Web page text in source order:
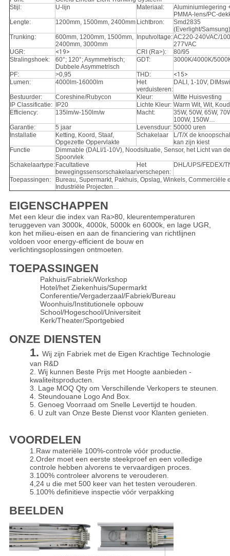
Stijl:
U-lijn Materiaal:
Aluminiumlegering
PMMA-lens/PC-
Lengte:
1200mm, 1500mm, 2400mm Lichtbron:
Smd2835
(Everlight/Samsung)
Trunking:
600mm, 1200mm, 1500mm,
2400mm, 3000mm
Inputvoltage:AC220-240VAC/
277VAC
UGR:
<19> CRI (Ra>):
80/95
Stralingshoek:
60°; 120°; Asymmetrisch;
Dubbele Asymmetrisch
GDT: 3000K/4000K/
PF: >0,95 THD:
<15>
Lumen:
4000lm-16000lm
Het
verduisteren:
DALI, 1-10V,
Bestuurder: Coreshine/Rubycon Kleur:
Witte Huisvesting
IP Classificatie:
IP20 Lichte Kleur: Warm Wit, Wit,
Efficiency:
135lm/w-150lm/w Macht:
35W, 50W, 65W,
100W, 150W…
Garantie:
5 jaar Levensduur: 50000 uren
Installatie
Ketting, Koord, Staaf,
Opgezette Oppervlakte
Schakelaar
L/T/X de
kan zijn kiest
Functie
Dimmable (DALI/1-10V), Noodsituatie, Sensor, het Licht van de
Spoorvlek
Schakelaartype: Facultatieve
bewegingssensorschakelaar
Het
verschepen:
DHL/UPS/FEDEX/
Toepassingen:
Bureau, Supermarkt, Pakhuis, Opslag, Winkels, Commerciële
Industriële Projecten…
EIGENSCHAPPEN
Met een kleur die index van Ra>80, kleurentemperaturen
teruggeven van 3000k, 4000k, 5000k en 6000k, en lage UGR,
kon het milieu-eisen en aan de financiering van richtlijnen
voldoen voor energy-efficient de bouw en
verlichtingsoplossingen ontmoeten.
TOEPASSINGEN
Pakhuis/Fabriek/Workshop
Hotel/het Ziekenhuis/Supermarkt
Conferentie/Vergaderzaal/Fabriek/Bureau
Woonhuis/Institutionele opbouw
School/Hogeschool/Universiteit
Kerk/Theater/Sportgebied
ONZE DIENSTEN
1. Wij zijn Fabriek met de Eigen Krachtige Technologie
van R&D
2. Wij kunnen Beste Prijs met Hoogte aanbieden -
kwaliteitsproducten.
3. Lage MOQ Qty om Verschillende Verkopers te steunen.
4. Steundouane Logo And Box.
5. Genoeg Voorraad om Snelle Levertijd te houden.
6. U zult van Onze Beste Dienst voor Klanten genieten.
VOORDELEN
1.Raw materiële 100%-controle vóór productie.
2.Order moet een eerste steekproef en een volledige
controle hebben alvorens te vervaardigen proces.
3.100% controleer alvorens te verouderen.
4,24 u die met 500 keer van het testen verouderen.
5.100% definitieve inspectie vóór verpakking
BEELDEN